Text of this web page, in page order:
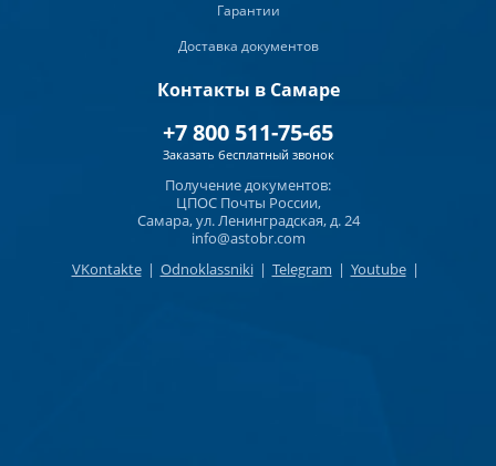
Гарантии
Доставка документов
Контакты в Самаре
+7 800 511-75-65
Заказать бесплатный звонок
Получение документов:
ЦПОС Почты России,
Самара, ул. Ленинградская, д. 24
info@astobr.com
VKontakte | Odnoklassniki | Telegram | Youtube |